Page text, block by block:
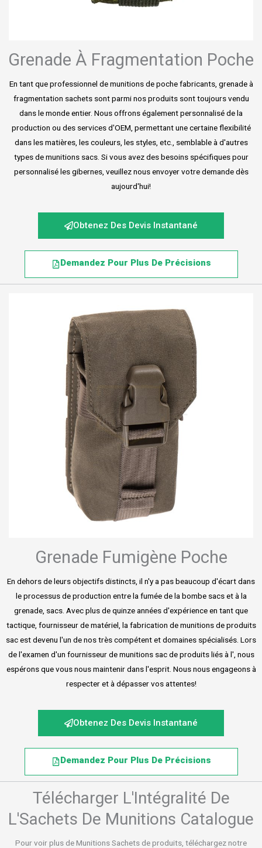
Grenade À Fragmentation Poche
En tant que professionnel de munitions de poche fabricants, grenade à
fragmentation sachets sont parmi nos produits sont toujours vendu
dans le monde entier. Nous offrons également personnalisé de la
production ou des services d'OEM, permettant une certaine flexibilité
dans les matières, les couleurs, les styles, etc., semblable à d'autres
types de munitions sacs. Si vous avez des besoins spécifiques pour
personnalisé les gibernes, veuillez nous envoyer votre demande dès
aujourd'hui!
Obtenez Des Devis Instantané
Demandez Pour Plus De Précisions
Grenade Fumigène Poche
En dehors de leurs objectifs distincts, il n'y a pas beaucoup d'écart dans
le processus de production entre la fumée de la bombe sacs et à la
grenade, sacs. Avec plus de quinze années d'expérience en tant que
tactique, fournisseur de matériel, la fabrication de munitions de produits
sac est devenu l'un de nos très compétent et domaines spécialisés. Lors
de l'examen d'un fournisseur de munitions sac de produits liés à l', nous
espérons que vous nous maintenir dans l'esprit. Nous nous engageons à
respecter et à dépasser vos attentes!
Obtenez Des Devis Instantané
Demandez Pour Plus De Précisions
Télécharger L'Intégralité De
L'Sachets De Munitions Catalogue
Pour voir plus de Munitions Sachets de produits, téléchargez notre